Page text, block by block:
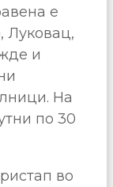
е
Луковац,
и
На
по 30
во